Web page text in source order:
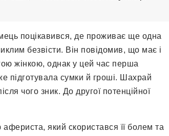
поцікавився, де проживає ще одна
безвісти. Він повідомив, що має і
жінкою, однак у цей час перша
підготувала сумки й гроші. Шахрай
чого зник. До другої потенційної
який скористався її болем та